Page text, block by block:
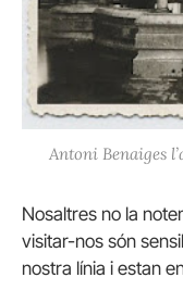
Antoni Benaiges
Nosaltres no la
visitar-nos són
nostra línia i estan